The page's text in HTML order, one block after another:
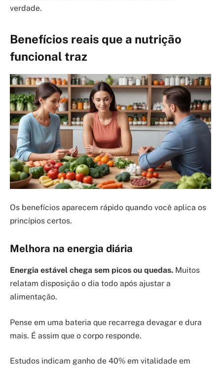
verdade.
Benefícios reais que a nutrição
funcional traz
Os benefícios aparecem rápido quando você aplica os
princípios certos.
Melhora na energia diária
Energia estável chega sem picos ou quedas. Muitos
relatam disposição o dia todo após ajustar a
alimentação.
Pense em uma bateria que recarrega devagar e dura
mais. É assim que o corpo responde.
Estudos indicam ganho de 40% em vitalidade em